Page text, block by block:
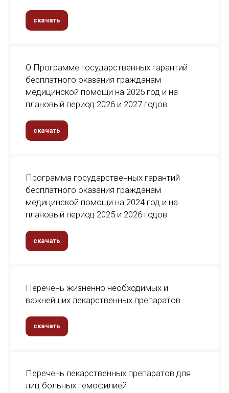
скачать
О Программе государственных гарантий
бесплатного оказания гражданам
медицинской помощи на 2025 год и на
плановый период 2026 и 2027 годов
скачать
Программа государственных гарантий
бесплатного оказания гражданам
медицинской помощи на 2024 год и на
плановый период 2025 и 2026 годов
скачать
Перечень жизненно необходимых и
важнейших лекарственных препаратов
скачать
Перечень лекарственных препаратов для
лиц больных гемофилией